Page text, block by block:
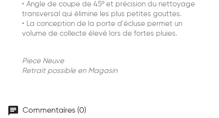
• Angle de coupe de 45º et précision du nettoyage
transversal qui élimine les plus petites gouttes.
• La conception de la porte d'écluse permet un
volume de collecte élevé lors de fortes pluies.
Piece Neuve
Retrait possible en Magasin
chat Commentaires (0)